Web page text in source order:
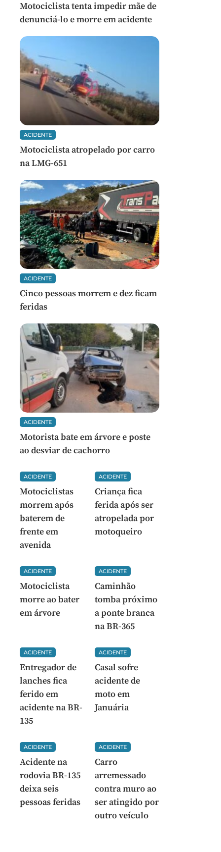
Motociclista tenta impedir mãe de
denunciá-lo e morre em acidente
ACIDENTE
Motociclista atropelado por carro
na LMG-651
ACIDENTE
Cinco pessoas morrem e dez ficam
feridas
ACIDENTE
Motorista bate em árvore e poste
ao desviar de cachorro
ACIDENTE
Motociclistas
morrem após
baterem de
frente em
avenida
ACIDENTE
Criança fica
ferida após ser
atropelada por
motoqueiro
ACIDENTE
Motociclista
morre ao bater
em árvore
ACIDENTE
Caminhão
tomba próximo
a ponte branca
na BR-365
ACIDENTE
Entregador de
lanches fica
ferido em
acidente na BR-
135
ACIDENTE
Casal sofre
acidente de
moto em
Januária
ACIDENTE
Acidente na
rodovia BR-135
deixa seis
pessoas feridas
ACIDENTE
Carro
arremessado
contra muro ao
ser atingido por
outro veículo